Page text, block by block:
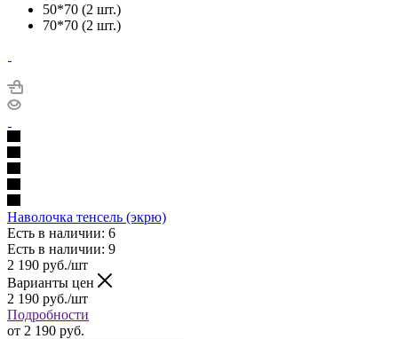
50*70 (2 шт.)
70*70 (2 шт.)
Наволочка тенсель (экрю)
Есть в наличии: 6
Есть в наличии: 9
2 190 руб./шт
Варианты цен
2 190 руб./шт
Подробности
от 2 190 руб.